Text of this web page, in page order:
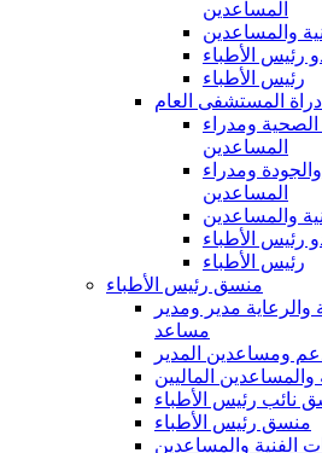
المساعدين
والمساعدين
رئيس الأطباء
رئيس الأطباء
ادراة المستشفى العام
ومدراء
المساعدين
ومدراء
المساعدين
والمساعدين
رئيس الأطباء
رئيس الأطباء
منسق رئيس الأطباء
مدير ومدير
مساعد
ومساعدين المدير
والمساعدين الماليين
نائب رئيس الأطباء
منسق رئيس الأطباء
الفنية والمساعدين